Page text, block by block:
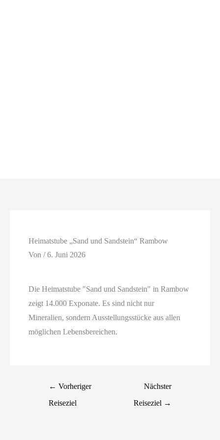
Heimatstube „Sand und Sandstein“ Rambow
Von/6. Juni 2026
Die Heimatstube "Sand und Sandstein" in Rambow
zeigt 14.000 Exponate. Es sind nicht nur
Mineralien, sondern Ausstellungsstücke aus allen
möglichen Lebensbereichen.
← Vorheriger
Reiseziel
Nächster
Reiseziel →